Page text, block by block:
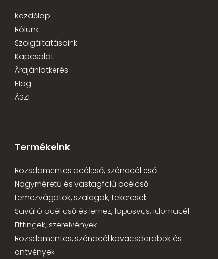
Kezdőlap
Rólunk
Szolgáltatásaink
Kapcsolat
Árajánlatkérés
Blog
ÁSZF
Termékeink
Rozsdamentes acélcső, szénacél cső
Nagyméretű és vastagfalú acélcső
Lemezvágatok, szalagok, tekercsek
Saválló acél cső és lemez, laposvas, idomacél
Fittingek, szerelvények
Rozsdamentes, szénacél kovácsdarabok és
öntvények